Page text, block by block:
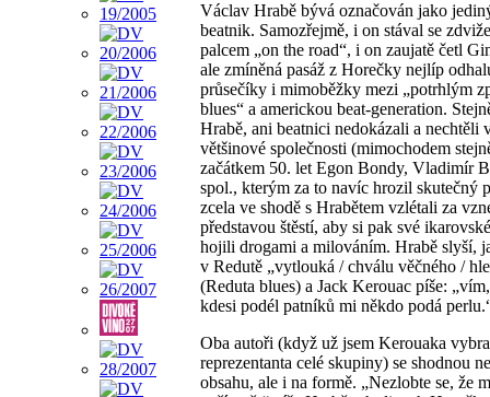
Václav Hrabě bývá označován jako
beatnik. Samozřejmě, i on stával se
palcem „on the road“, i on zaujatě četl
ale zmíněná pasáž z Horečky nejlíp
průsečíky i mimoběžky mezi „potrhlým
blues“ a americkou beat-generation.
Hrabě, ani beatnici nedokázali a nechtěli
většinové společnosti (mimochodem
začátkem 50. let Egon Bondy, Vladimír
spol., kterým za to navíc hrozil skutečný
zcela ve shodě s Hrabětem vzlétali za
představou štěstí, aby si pak své
hojili drogami a milováním. Hrabě slyší,
v Redutě „vytlouká / chválu věčného /
(Reduta blues) a Jack Kerouac píše:
kdesi podél patníků mi někdo podá
Oba autoři (když už jsem Kerouaka
reprezentanta celé skupiny) se shodnou
obsahu, ale i na formě. „Nezlobte se, že